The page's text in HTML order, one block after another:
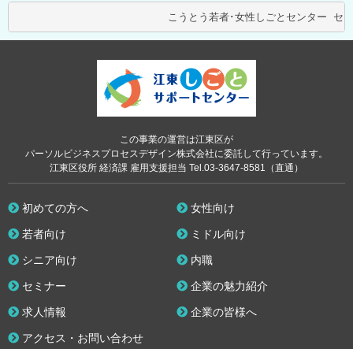
この事業の運営は江東区が
パーソルビジネスプロセスデザイン株式会社に委託して行っています。
江東区役所 経済課 雇用支援担当 Tel.03-3647-8581（直通）
初めての方へ 女性向け
若者向け ミドル向け
シニア向け 内職
セミナー 企業の魅力紹介
求人情報 企業の皆様へ
アクセス・お問い合わせ